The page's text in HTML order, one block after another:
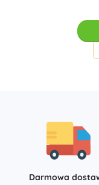
Darmowa